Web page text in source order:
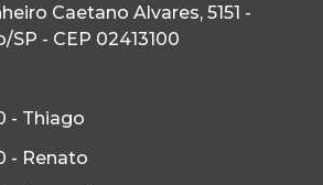
Caetano Alvares, 5151 -
- CEP 02413100
- Thiago
- Renato